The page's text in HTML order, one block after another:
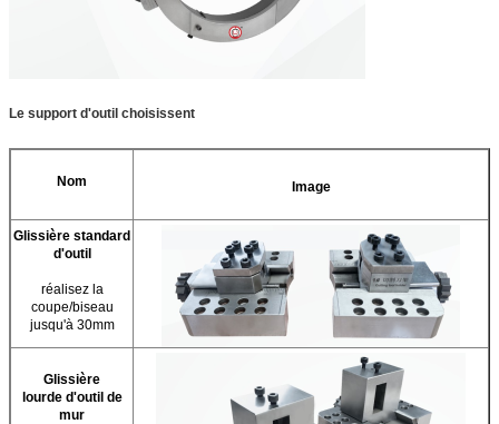
Le support d'outil choisissent
Nom Image
Glissière standard
d'outil
réalisez la
coupe/biseau
jusqu'à 30mm
Glissière
lourde d'outil de
mur